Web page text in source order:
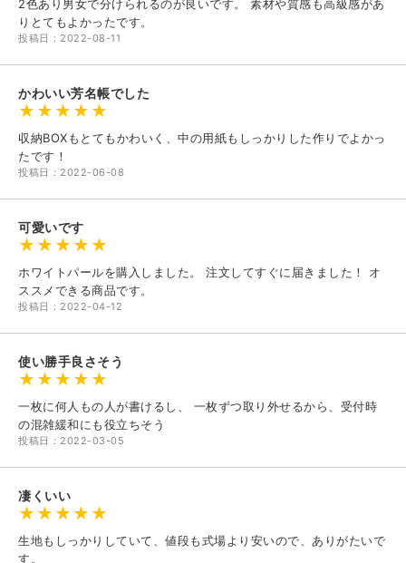
2色あり男女で分けられるのが良いです。 素材や質感も高級感があ
りとてもよかったです。
投稿日：2022-08-11
かわいい芳名帳でした
収納BOXもとてもかわいく、中の用紙もしっかりした作りでよかっ
たです！
投稿日：2022-06-08
可愛いです
ホワイトパールを購入しました。 注文してすぐに届きました！ オ
ススメできる商品です。
投稿日：2022-04-12
使い勝手良さそう
一枚に何人もの人が書けるし、 一枚ずつ取り外せるから、受付時
の混雑緩和にも役立ちそう
投稿日：2022-03-05
凄くいい
生地もしっかりしていて、値段も式場より安いので、ありがたいで
す。